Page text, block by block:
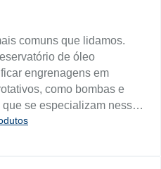
comuns que lidamos.
de óleo
engrenagens em
como bombas e
se especializam nesses
de nível simples,